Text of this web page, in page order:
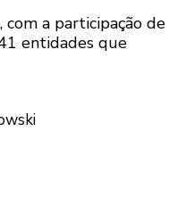
com a participação de
entidades que